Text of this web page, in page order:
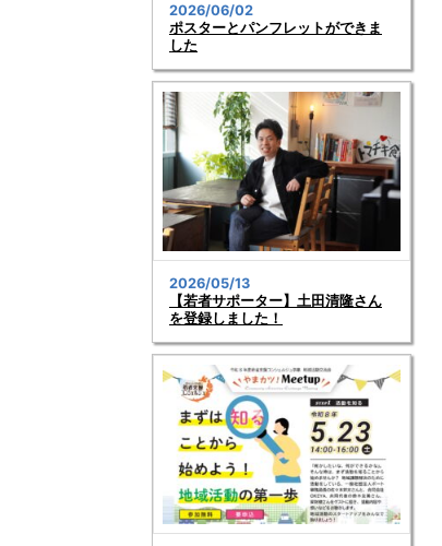
2026/06/02
ポスターとパンフレットができま
した
2026/05/13
【若者サポーター】土田清隆さん
を登録しました！